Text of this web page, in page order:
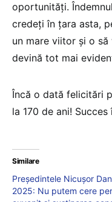
oportunități.
credeți în țara asta,
un mare viitor și o
devină tot mai
Încă o dată felicitări
la 170 de ani! Succes
Similare
Președintele Nicușor
2025: Nu putem cere